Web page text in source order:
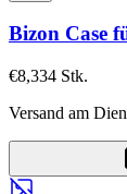
Bizon Case
€8,334 Stk.
Versand am